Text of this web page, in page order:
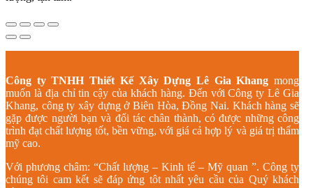
Công ty TNHH Thiết Kế Xây Dựng Lê Gia Khang mong
muốn là địa chỉ tin cậy của khách hàng. Đến với Công ty Lê Gia
Khang, công ty xây dựng ở Biên Hòa, Đồng Nai. Khách hàng sẽ
gặp được người bạn và đối tác chân thành, có được những công
trình đạt chất lượng tốt, bền vững, với giá cả hợp lý và giá trị thẩm
mỹ cao.
Với phương châm: “Chất lượng – Kinh tế – Mỹ quan ”. Công ty
chúng tôi cam kết sẽ đáp ứng tôt nhất yêu cầu của Quý khách